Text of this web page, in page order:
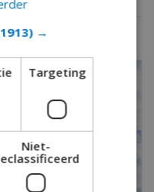
→
Targeting
Niet-